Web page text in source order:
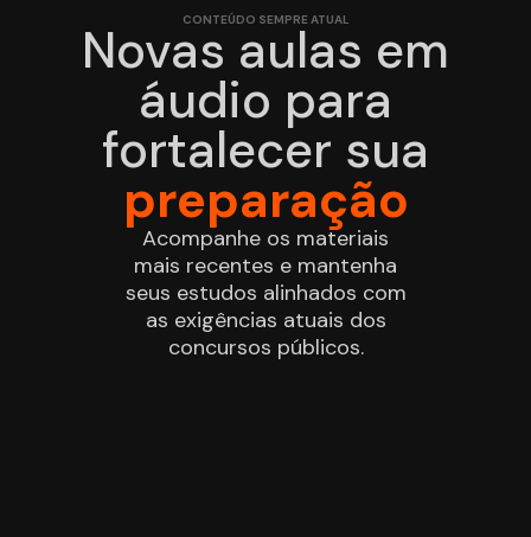
CONTEÚDO SEMPRE ATUAL
Novas aulas em
áudio para
fortalecer sua
preparação
Acompanhe os materiais
mais recentes e mantenha
seus estudos alinhados com
as exigências atuais dos
concursos públicos.